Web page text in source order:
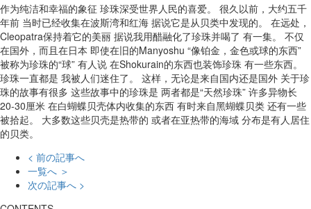
作为纯洁和幸福的象征 珍珠深受世界人民的喜爱。 很久以前，大约五千
年前 当时已经收集在波斯湾和红海 据说它是从贝类中发现的。 在远处，
Cleopatra保持着它的美丽 据说我用醋融化了珍珠并喝了 有一集。 不仅
在国外，而且在日本 即使在旧的Manyoshu “像铂金，金色或球的东西”
被称为珍珠的“球” 有人说 在Shokurain的东西也装饰珍珠 有一些东西。
珍珠一直都是 我被人们迷住了。 这样，无论是来自国内还是国外 关于珍
珠的故事有很多 这些故事中的珍珠是 两者都是“天然珍珠” 许多异物长
20-30厘米 在白蝴蝶贝壳体内收集的东西 有时来自黑蝴蝶贝类 还有一些
被拾起。 大多数这些贝壳是热带的 或者在亚热带的海域 分布是有人居住
的贝类。
< 前の記事へ
一覧へ ＞
次の記事へ >